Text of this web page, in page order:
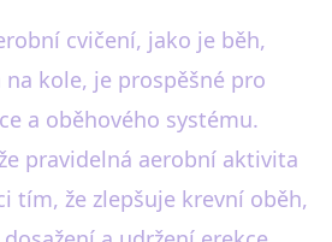
cvičení, jako je běh,
kole, je prospěšné pro
a oběhového systému.
pravidelná aerobní aktivita
tím, že zlepšuje krevní oběh,